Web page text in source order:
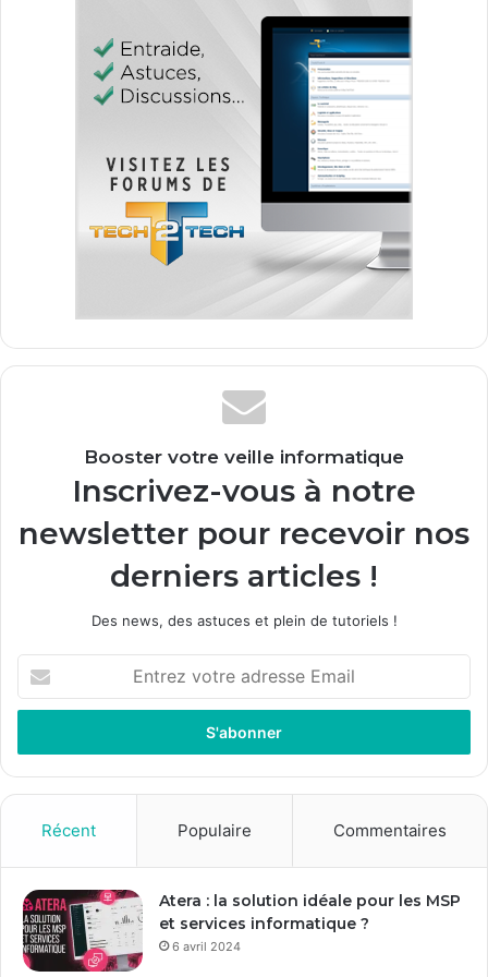
Booster votre veille informatique
Inscrivez-vous à notre
newsletter pour recevoir nos
derniers articles !
Des news, des astuces et plein de tutoriels !
t
e
z
r
e
a
d
Récent Populaire Commentaires
Atera : la solution idéale pour les MSP
et services informatique ?
6 avril 2024